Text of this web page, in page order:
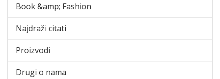
Book &amp; Fashion
Najdraži citati
Proizvodi
Drugi o nama